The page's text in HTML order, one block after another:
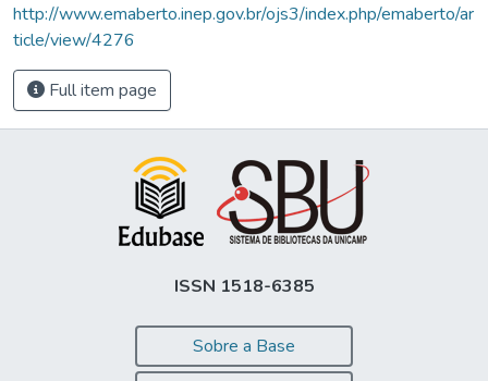
http://www.emaberto.inep.gov.br/ojs3/index.php/emaberto/ar
ticle/view/4276
Full item page
ISSN 1518-6385
Sobre a Base